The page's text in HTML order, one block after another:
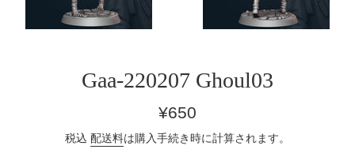
Gaa-220207 Ghoul03
通
価
¥650
税込 配送料は購入手続き時に計算されます。